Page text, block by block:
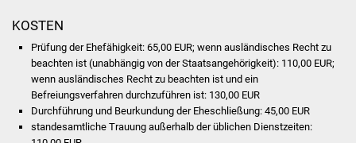
Familientreff
Kinder und Jugendliche
Schülerferienprogramm
KOSTEN
Prüfung der Ehefähigkeit: 65,00 EUR; wenn ausländisches Recht zu
beachten ist (unabhängig von der Staatsangehörigkeit): 110,00 EUR;
wenn ausländisches Recht zu beachten ist und ein
Befreiungsverfahren durchzuführen ist: 130,00 EUR
Durchführung und Beurkundung der Eheschließung: 45,00 EUR
standesamtliche Trauung außerhalb der üblichen Dienstzeiten: